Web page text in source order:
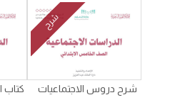
شرح
شرح دروس الاجتماعيات كتاب